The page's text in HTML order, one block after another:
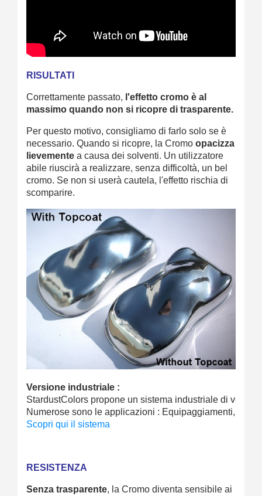
RISULTATI
Correttamente passato, l'effetto cromo è al
massimo quando non si ricopre di trasparente.
Per questo motivo, consigliamo di farlo solo se è
necessario. Quando si ricopre, la Cromo opacizza
lievemente a causa dei solventi. Un utilizzatore
abile riuscirà a realizzare, senza difficoltà, un bel
cromo. Se non si userà cautela, l'effetto rischia di
scomparire.
Versione industriale :
StardustColors propone un sistema industriale di
Numerose sono le applicazioni : Equipaggiamenti,
Scopri qui il sistema
RESISTENZA
Senza trasparente, la Cromo diventa sensibile ai